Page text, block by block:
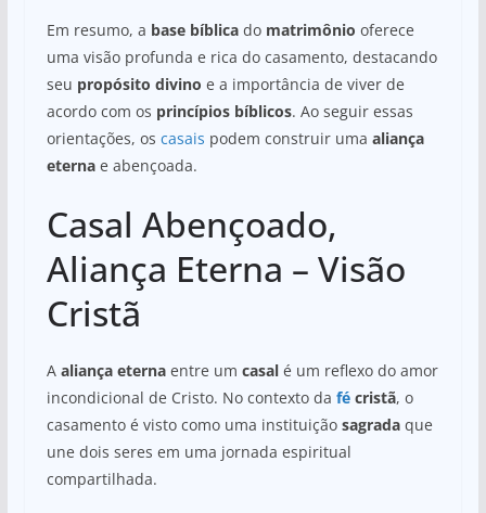
Em resumo, a base bíblicado matrimônio oferece
uma visão profunda e rica do casamento, destacando
seu propósito divino e a importância de viver de
acordo com os princípios bíblicos. Ao seguir essas
orientações, os casais podem construir uma aliança
eternae abençoada.
Casal Abençoado,
Aliança Eterna – Visão
Cristã
A aliança eternaentre um casalé um reflexo do amor
incondicional de Cristo. No contexto da fécristã, o
casamento é visto como uma instituição sagradaque
une dois seres em uma jornada espiritual
compartilhada.